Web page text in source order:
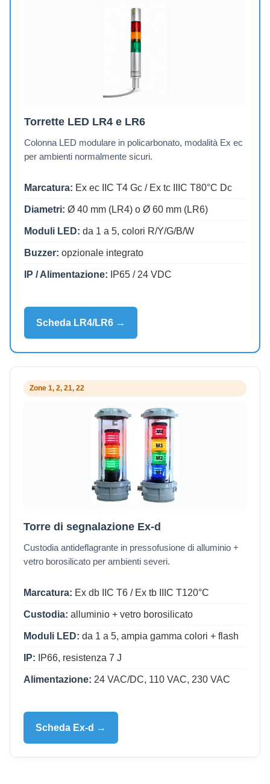
Torrette LED LR4 e LR6
Colonna LED modulare in policarbonato, modalità Ex ec
per ambienti normalmente sicuri.
Marcatura: Ex ec IIC T4 Gc / Ex tc IIIC T80°C Dc
Diametri: Ø 40 mm (LR4) o Ø 60 mm (LR6)
Moduli LED: da 1 a 5, colori R/Y/G/B/W
Buzzer: opzionale integrato
IP / Alimentazione: IP65 / 24 VDC
Scheda LR4/LR6 →
Zone 1, 2, 21, 22
Torre di segnalazione Ex-d
Custodia antideflagrante in pressofusione di alluminio +
vetro borosilicato per ambienti severi.
Marcatura: Ex db IIC T6 / Ex tb IIIC T120°C
Custodia: alluminio + vetro borosilicato
Moduli LED: da 1 a 5, ampia gamma colori + flash
IP: IP66, resistenza 7 J
Alimentazione: 24 VAC/DC, 110 VAC, 230 VAC
Scheda Ex-d →